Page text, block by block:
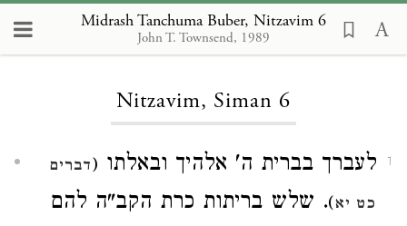
Midrash Tanchuma Buber, Nitzavim 6
John T. Townsend, 1989
Loading...
Nitzavim, Siman 6
1 לעברך בברית ה' אלהיך ובאלתו (דברים
כט יא). שלש בריתות כרת הקב"ה להם